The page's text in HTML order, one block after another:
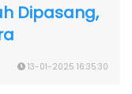
Dipasang,
13-01-2025 16:35:30